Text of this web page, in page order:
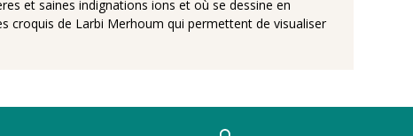
et saines indignations ions et où se dessine en
croquis de Larbi Merhoum qui permettent de visualiser